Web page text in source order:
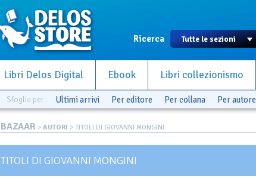
Ricerca
Libri Delos Digital Ebook Libri collezionismo
Sfoglia per Ultimi arrivi Per editore Per collana Per autore
BAZAAR > AUTORI > TITOLI DI GIOVANNI MONGINI
TITOLI DI GIOVANNI MONGINI